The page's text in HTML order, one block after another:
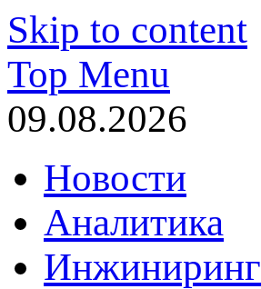
Skip to content
Top Menu
09.08.2026
Новости
Аналитика
Инжиниринг